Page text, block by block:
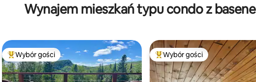
Wynajem mieszkań typu condo z
Najpopularniejsze z kategorii Wybór gości
Wybór gości Najpopularniejsze z kategorii
Wybór gości